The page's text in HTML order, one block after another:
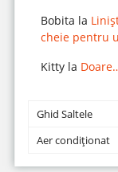
Bobita la
cheie pentru
Kittyla
Ghid Saltele
Aer condiționat